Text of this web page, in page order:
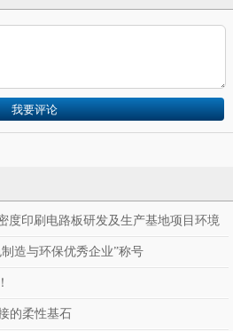
度印刷电路板研发及生产基地项目环境
造与环保优秀企业”称号
的柔性基石